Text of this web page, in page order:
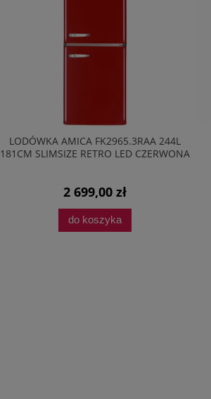
LODÓWKA AMICA FK2965.3RAA 244L
181CM SLIMSIZE RETRO LED CZERWONA
2 699,00 zł
do koszyka